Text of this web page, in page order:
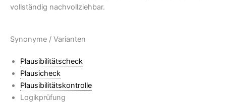
vollständig nachvollziehbar.
Synonyme / Varianten
Plausibilitätscheck
Plausicheck
Plausibilitätskontrolle
Logikprüfung